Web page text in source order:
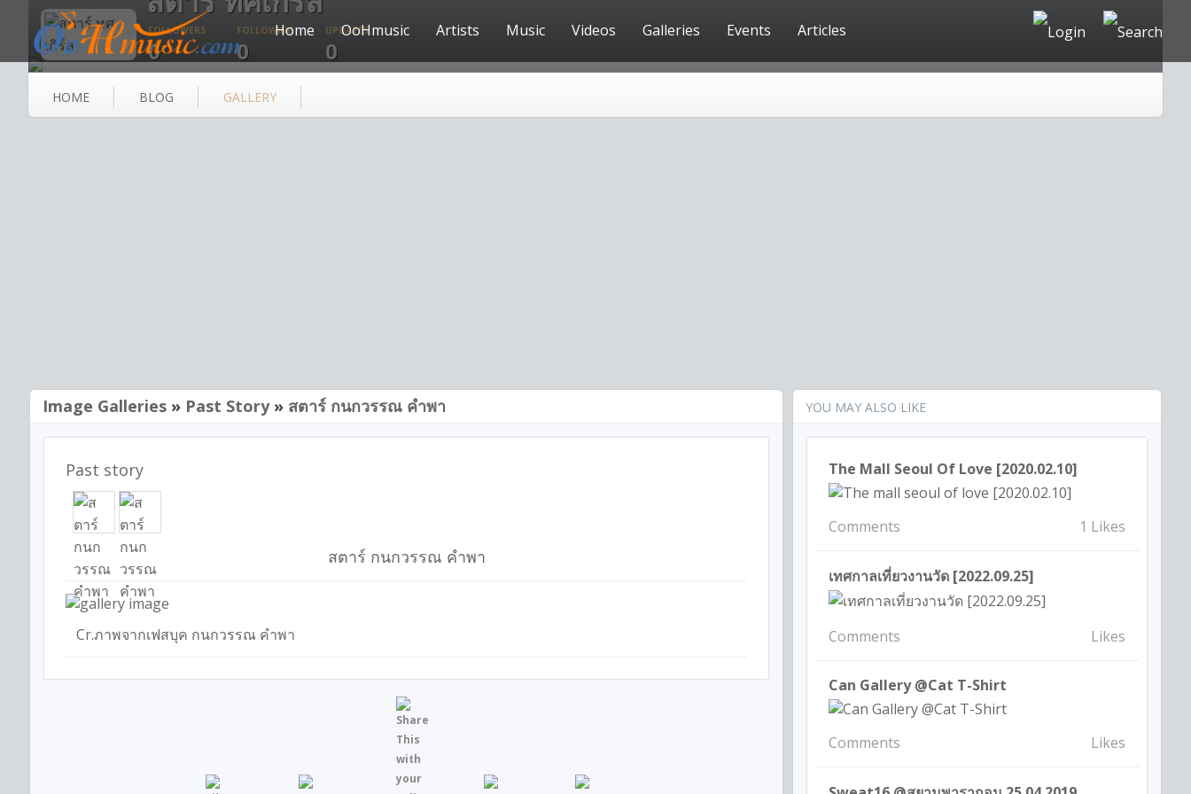
Home OoHmusic Artists Music Videos Galleries Events Articles
FOLLOWERS
0
FOLLOWING
0
UPDATES
0
HOME BLOG GALLERY
Image Galleries » Past Story» สตาร์ กนกวรรณ คำพา
Past story
สตาร์ กนกวรรณ คำพา
Cr.ภาพจากเฟสบุค กนกวรรณ คำพา
YOU MAY ALSO LIKE
The Mall Seoul Of Love [2020.02.10]
Comments 1 Likes
เทศกาลเที่ยวงานวัด [2022.09.25]
Comments Likes
Can Gallery @Cat T-Shirt
Comments Likes